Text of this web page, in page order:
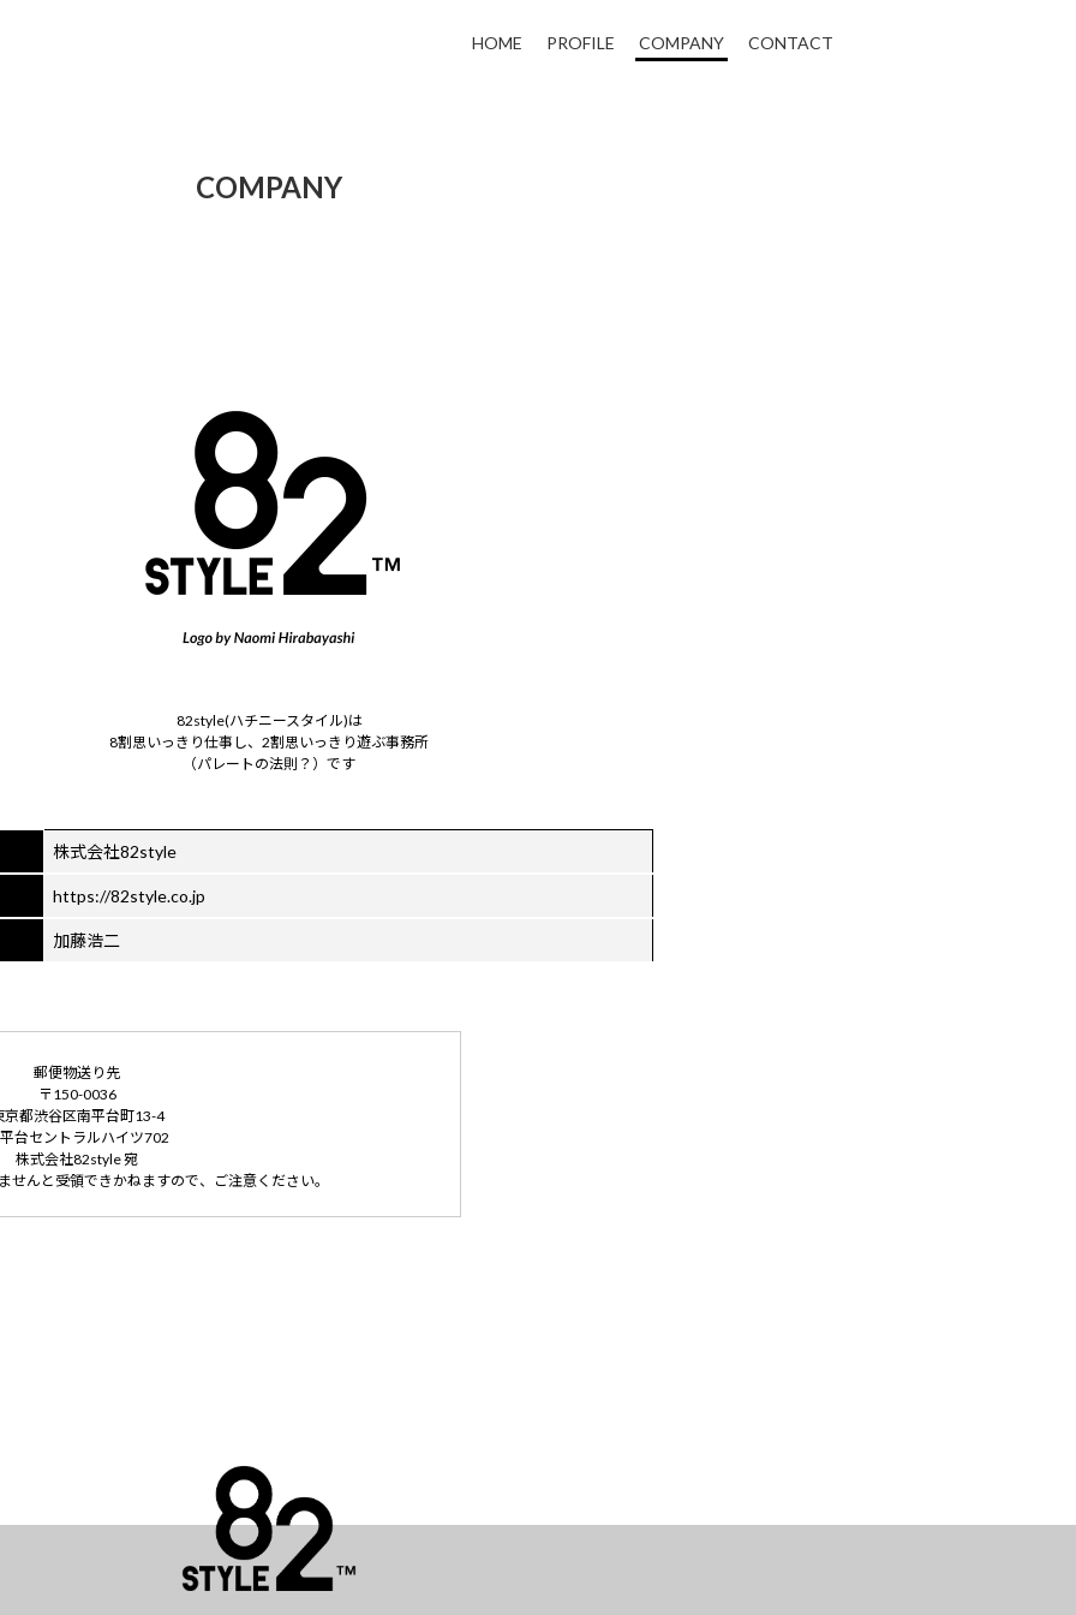
HOME PROFILE COMPANY CONTACT
COMPANY
82style(ハチニースタイル)は
8割思いっきり仕事し、2割思いっきり遊ぶ事務所
（パレートの法則？）です
株式会社82style
https://82style.co.jp
加藤浩二
郵便物送り先
〒150-0036
京都渋谷区南平台町13-4
台セントラルハイツ702
株式会社82style 宛
んと受領できかねますので、ご注意ください。